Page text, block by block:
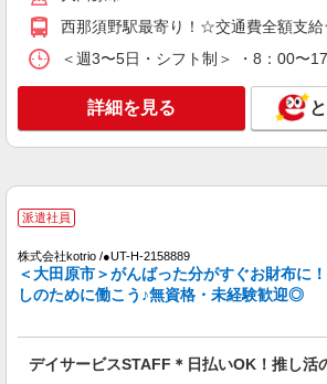
通費全支給(ガソリン代含む)
大田原市
キープ
≪大田原市≫介護の現場
時給1500円〜2125円
通費全支給(ガソリン代含む
大田原市内多数 マイ
西那須野駅最寄り！☆交通費全額支
＜週3〜5日・シフト制＞ ・8：00〜
詳細を見る
派遣社員
株式会社kotrio /●UT-H-2158889
＜大田原市＞がんばった分がすぐお財布に
しのために働こう♪無資格・未経験歓迎◎
デイサービスSTAFF＊日払いOK！推し活